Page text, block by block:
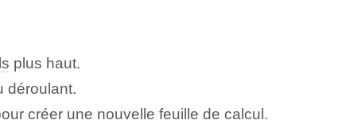
plus haut.
déroulant.
créer une nouvelle feuille de calcul.